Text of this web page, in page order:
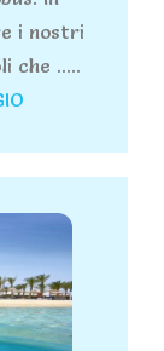
i nostri
che .....